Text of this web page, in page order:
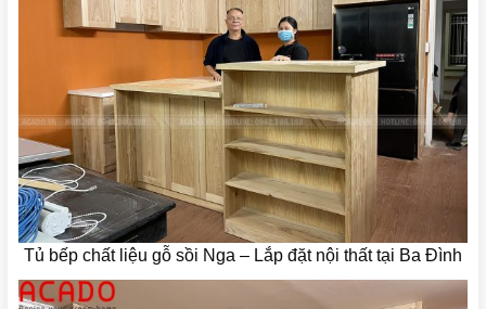
Tủ bếp chất liệu gỗ sồi Nga – Lắp đặt nội thất tại Ba Đình